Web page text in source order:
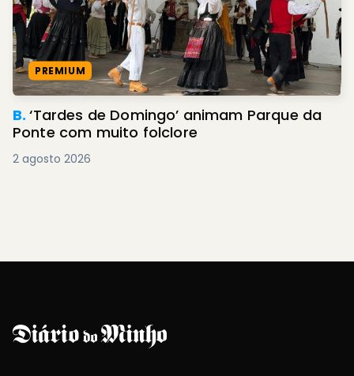
PREMIUM
B.‘Tardes de Domingo’ animam Parque da
Ponte com muito folclore
2 agosto 2026